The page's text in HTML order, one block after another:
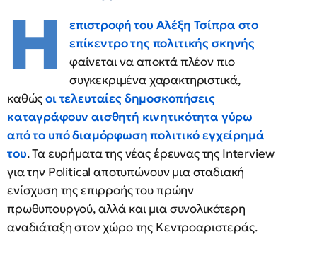
Η
επιστροφή του Αλέξη Τσίπρα στο
επίκεντρο της πολιτικής σκηνής
φαίνεται να αποκτά πλέον πιο
συγκεκριμένα χαρακτηριστικά,
καθώςοι τελευταίες δημοσκοπήσεις
καταγράφουν αισθητή κινητικότητα γύρω
από το υπό διαμόρφωση πολιτικό εγχείρημά
του. Τα ευρήματα της νέας έρευνας της Interview
για την Political αποτυπώνουν μια σταδιακή
ενίσχυση της επιρροής του πρώην
πρωθυπουργού, αλλά και μια συνολικότερη
αναδιάταξη στον χώρο της Κεντροαριστεράς.